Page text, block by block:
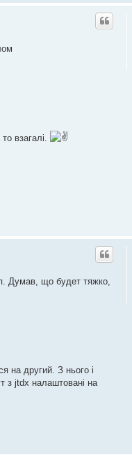
взагалі.
Думав, що будет тяжко,
на другий. З нього і
з jtdx налаштовані на